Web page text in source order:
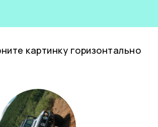
картинку горизонтально